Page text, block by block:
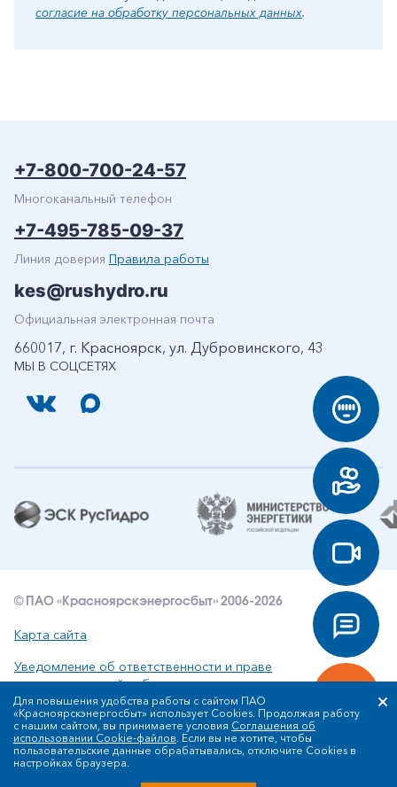
согласие на обработку персональных данных.
МЫ В СОЦСЕТЯХ
+7-800-700-24-57
Многоканальный телефон
+7-495-785-09-37
Линия доверия Правила работы
kes@rushydro.ru
Официальная электронная почта
660017, г. Красноярск, ул. Дубровинского, 43
© ПАО «Красноярскэнергосбыт» 2006-2026
Карта сайта
Уведомление об ответственности и праве
интеллектуальной собственности
Политика ПАО «Красноярскэнергосбыт» в отношении
обработки персональных данных
Для повышения удобства работы с сайтом ПАО
«Красноярскэнергосбыт» использует Cookies. Продолжая работу
с нашим сайтом, вы принимаете условия Соглашения об
использовании Cookie-файлов. Если вы не хотите, чтобы
пользовательские данные обрабатывались, отключите Cookies в
настройках браузера.